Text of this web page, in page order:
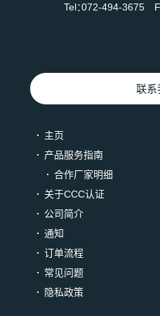
Tel：072-494-3675
联系
主页
产品服务指南
合作厂家明细
关于CCC认证
公司简介
通知
订单流程
常见问题
隐私政策